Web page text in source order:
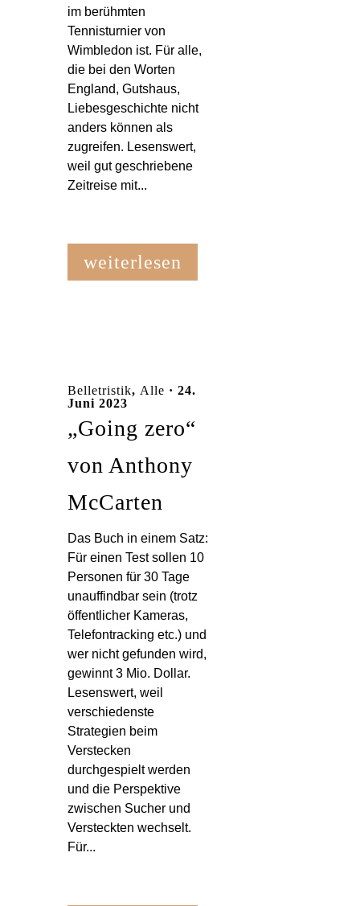
im berühmten
Tennisturnier von
Wimbledon ist. Für alle,
die bei den Worten
England, Gutshaus,
Liebesgeschichte nicht
anders können als
zugreifen. Lesenswert,
weil gut geschriebene
Zeitreise mit...
weiterlesen
Belletristik, Alle · 24.
Juni 2023
„Going zero“
von Anthony
McCarten
Das Buch in einem Satz:
Für einen Test sollen 10
Personen für 30 Tage
unauffindbar sein (trotz
öffentlicher Kameras,
Telefontracking etc.) und
wer nicht gefunden wird,
gewinnt 3 Mio. Dollar.
Lesenswert, weil
verschiedenste
Strategien beim
Verstecken
durchgespielt werden
und die Perspektive
zwischen Sucher und
Versteckten wechselt.
Für...